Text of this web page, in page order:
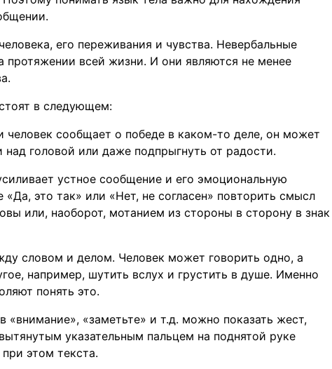
его переживания и чувства. Невербальные
протяжении всей жизни. И они являются не менее
в следующем:
человек сообщает о победе в каком-то деле, он может
над головой или даже подпрыгнуть от радости.
устное сообщение и его эмоциональную
это так» или «Нет, не согласен» повторить смысл
или, наоборот, мотанием из стороны в сторону в знак
словом и делом. Человек может говорить одно, а
например, шутить вслух и грустить в душе. Именно
понять это.
«внимание», «заметьте» и т.д. можно показать жест,
указательным пальцем на поднятой руке
этом текста.